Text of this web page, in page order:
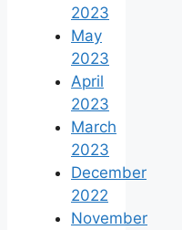
2023
May
2023
April
2023
March
2023
December
2022
November